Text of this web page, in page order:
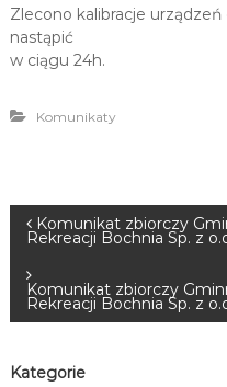
Zlecono kalibracje
nastąpić
w ciągu 24h.
Komunikaty
N
a
w
i
Komunikat zbiorczy
Rekreacji Bochnia Sp. z
Komunikat zbiorczy
Rekreacji Bochnia Sp. z
Kategorie